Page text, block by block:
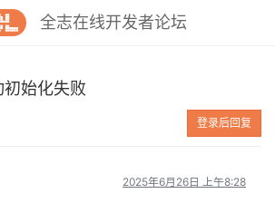
全志在线开发者论坛
始化失败
登录后回复
2025年6月26日 上午8:28